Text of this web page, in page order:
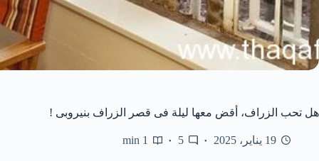
هل تحب الزراف، أقض معها ليلة فى قصر الزراف بنيروبى !
19 يناير، 2025 5
1 min